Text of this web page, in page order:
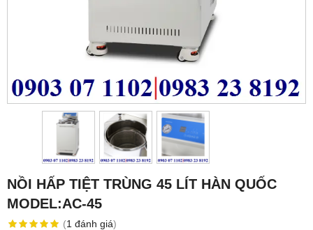
NỒI HẤP TIỆT TRÙNG 45 LÍT HÀN QUỐC
MODEL:AC-45
(1 đánh giá)